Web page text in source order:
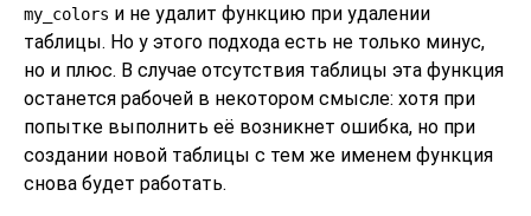
my_colors и не удалит функцию при удалении
таблицы. Но у этого подхода есть не только минус,
но и плюс. В случае отсутствия таблицы эта функция
останется рабочей в некотором смысле: хотя при
попытке выполнить её возникнет ошибка, но при
создании новой таблицы с тем же именем функция
снова будет работать.